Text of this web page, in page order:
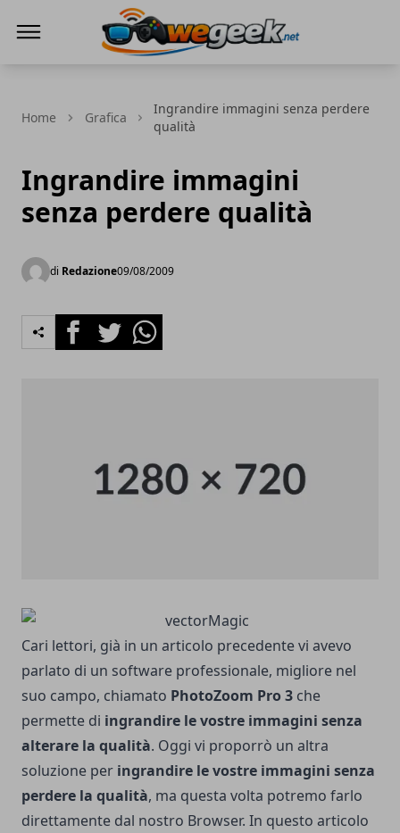
Home Grafica
Ingrandire immagini senza perdere
qualità
Ingrandire immagini
senza perdere qualità
di Redazione09/08/2009
FacebookTwitterWhatsapp
Cari lettori, già in un articolo precedente vi avevo
parlato di un software professionale, migliore nel
suo campo, chiamato PhotoZoom Pro 3 che
permette di ingrandire le vostre immagini senza
alterare la qualità. Oggi vi proporrò un altra
soluzione per ingrandire le vostre immagini senza
perdere la qualità, ma questa volta potremo farlo
direttamente dal nostro Browser. In questo articolo